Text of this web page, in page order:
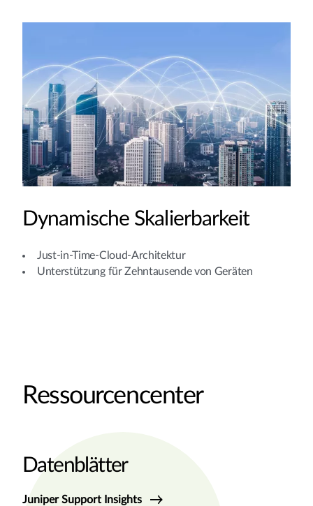
Dynamische Skalierbarkeit
Just-in-Time-Cloud-Architektur
Unterstützung für Zehntausende von Geräten
Ressourcencenter
Datenblätter
Juniper Support Insights